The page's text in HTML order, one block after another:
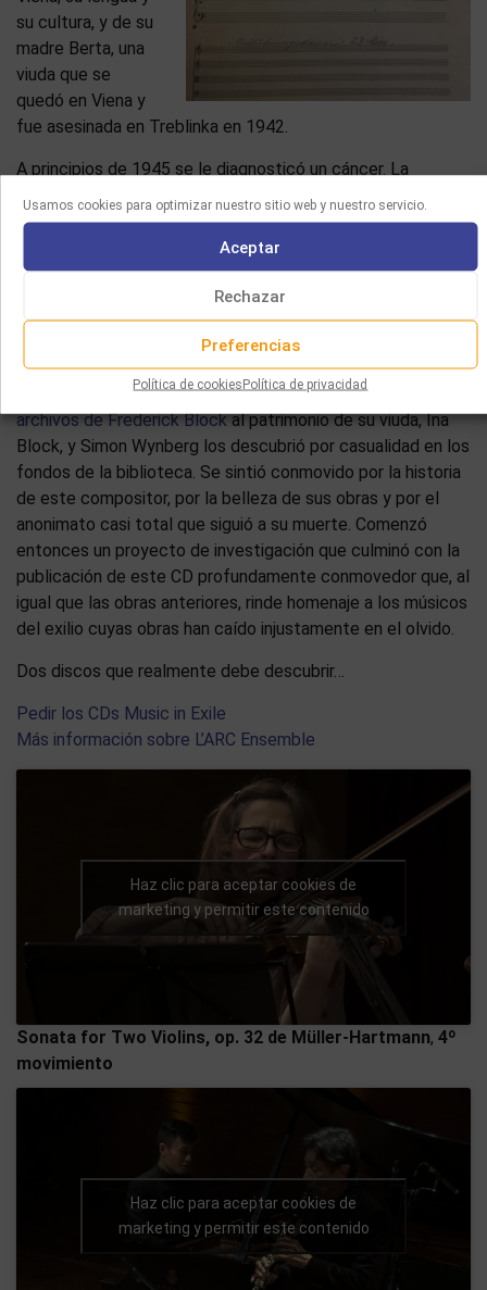
Usamos cookies para optimizar nuestro sitio web y nuestro servicio.
Aceptar
Rechazar
Preferencias
Política de cookiesPolítica de privacidad
su cultura, y de su
madre Berta, una
viuda que se
quedó en Viena y
fue asesinada en Treblinka en 1942.
A principios de 1945 se le diagnosticó un cáncer. La
radiación resultó ineficaz y el 1 de junio, sólo tres meses
antes de cumplir los cuarenta y seis años (y obtener la
nacionalidad estadounidense), Frederick Block murió. Fue
enterrado en el cementerio de Cedar Park, Paramus, Nueva
Jersey. Ina Block no volvió a casarse y sobrevivió a su
marido cincuenta y cinco años, desapareciendo en 2000. Su
tumba está junto a la de Frederick.
En 2001, la Biblioteca Pública de Nueva York adquirió los
archivos de Frederick Blockal patrimonio de su viuda, Ina
Block, y Simon Wynberg los descubrió por casualidad en los
fondos de la biblioteca. Se sintió conmovido por la historia
de este compositor, por la belleza de sus obras y por el
anonimato casi total que siguió a su muerte. Comenzó
entonces un proyecto de investigación que culminó con la
publicación de este CD profundamente conmovedor que, al
igual que las obras anteriores, rinde homenaje a los músicos
del exilio cuyas obras han caído injustamente en el olvido.
Dos discos que realmente debe descubrir…
Pedir los CDs Music in Exile
Más información sobre L’ARC Ensemble
Haz clic para aceptar cookies de
marketing y permitir este contenido
Sonata for Two Violins, op. 32 de Müller-Hartmann, 4º
movimiento
Haz clic para aceptar cookies de
marketing y permitir este contenido